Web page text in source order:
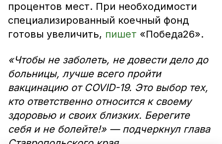
процентов мест. При необходимости
специализированный коечный фонд
готовы увеличить, пишет «Победа26».
«Чтобы не заболеть, не довести дело до
больницы, лучше всего пройти
вакцинацию от COVID-19. Это выбор тех,
кто ответственно относится к своему
здоровью и своих близких. Берегите
себя и не болейте!» — подчеркнул глава